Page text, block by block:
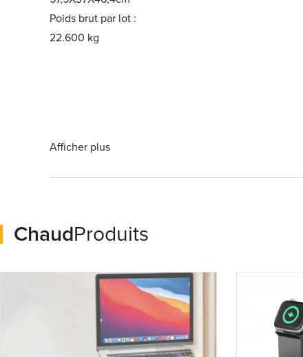
Poids brut par lot :
22.600 kg
Afficher plus
Chaud Produits